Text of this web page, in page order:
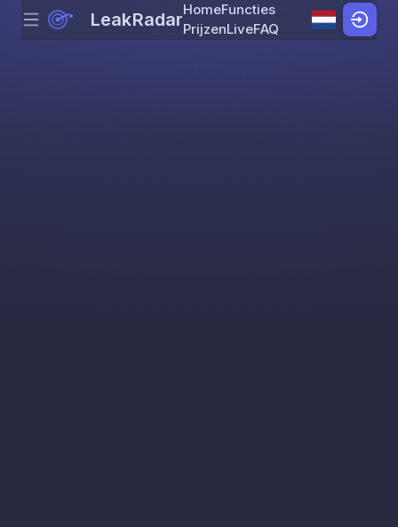
Skip to content
Menu LeakRadarHomeFuncties
PrijzenLiveFAQ